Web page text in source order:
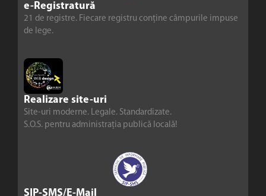
e-Registratură
21 de registre. Fiecare registru conține câmpurile impuse
de lege.
Realizare site-uri
Site-uri moderne. Legale. Standardizate.
S.O.S. pentru administrația publică locală!
SIP-SMS/E-Mail